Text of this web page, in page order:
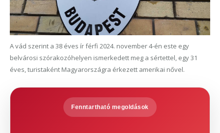
A vád szerint a 38 éves ír férfi 2024. november 4-én este egy
belvárosi szórakozóhelyen ismerkedett meg a sértettel, egy 31
éves, turistaként Magyarországra érkezett amerikai nővel.
Fenntartható megoldások